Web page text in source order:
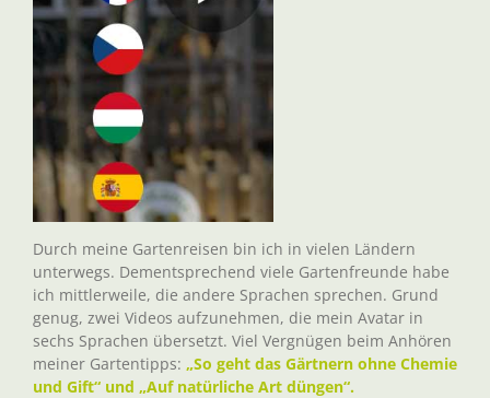
Durch meine Gartenreisen bin ich in vielen Ländern
unterwegs. Dementsprechend viele Gartenfreunde habe
ich mittlerweile, die andere Sprachen sprechen. Grund
genug, zwei Videos aufzunehmen, die mein Avatar in
sechs Sprachen übersetzt. Viel Vergnügen beim Anhören
meiner Gartentipps: „So geht das Gärtnern ohne Chemie
und Gift“ und „Auf natürliche Art düngen“.